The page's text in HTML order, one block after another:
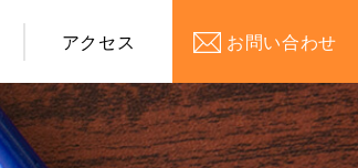
アクセス お問い合わせ